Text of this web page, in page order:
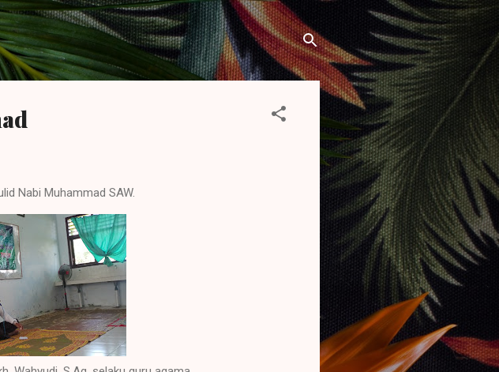
utama
Nabi Muhammad SAW.